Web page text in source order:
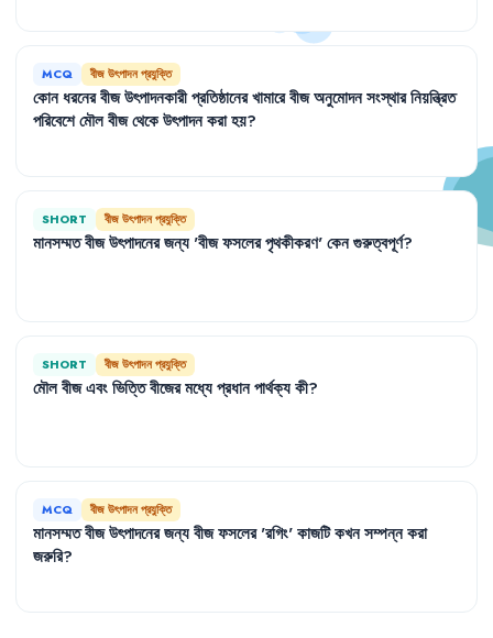
MCQ বীজ উৎপাদন প্রযুক্তি
কোনধরনেরবীজউৎপাদনকারীপ্রতিষ্ঠানেরখামারেবীজঅনুমোদনসংস্থারনিয়ন্ত্রিত
পরিবেশেমৌলবীজথেকেউৎপাদনকরাহয়?
SHORT বীজ উৎপাদন প্রযুক্তি
মানসম্মতবীজউৎপাদনেরজন্য 'বীজফসলেরপৃথকীকরণ'কেনগুরুত্বপূর্ণ?
SHORT বীজ উৎপাদন প্রযুক্তি
মৌলবীজএবংভিত্তিবীজেরমধ্যেপ্রধানপার্থক্যকী?
MCQ বীজ উৎপাদন প্রযুক্তি
মানসম্মতবীজউৎপাদনেরজন্যবীজফসলের 'রগিং'কাজটিকখনসম্পন্নকরা
জরুরি?